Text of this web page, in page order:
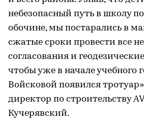
небезопасный путь в школу
обочине, мы постарались в
сжатые сроки провести все
согласования и
чтобы уже в начале учебного
Войсковой появился
директор по строительству
Кучерявский.